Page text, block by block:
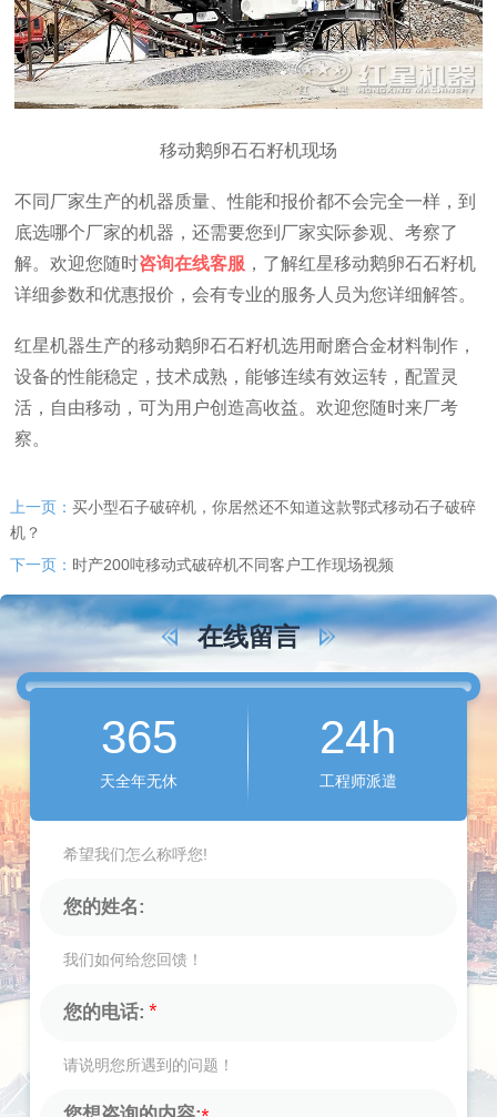
移动鹅卵石石籽机现场
不同厂家生产的机器质量、性能和报价都不会完全一样，到
底选哪个厂家的机器，还需要您到厂家实际参观、考察了
解。欢迎您随时咨询在线客服 ，了解红星移动鹅卵石石籽机
详细参数和优惠报价，会有专业的服务人员为您详细解答。
红星机器生产的移动鹅卵石石籽机选用耐磨合金材料制作，
设备的性能稳定，技术成熟，能够连续有效运转，配置灵
活，自由移动，可为用户创造高收益。欢迎您随时来厂考
察。
上一页： 买小型石子破碎机，你居然还不知道这款鄂式移动石子破碎
机？
下一页： 时产200吨移动式破碎机不同客户工作现场视频
在线留言
365
天全年无休
24h
工程师派遣
希望我们怎么称呼您!
我们如何给您回馈！
请说明您所遇到的问题！